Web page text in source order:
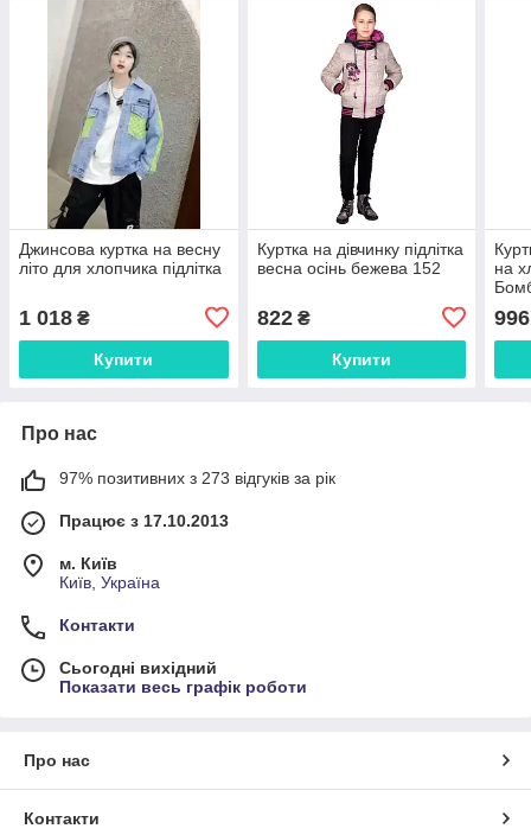
Джинсова куртка на весну
літо для хлопчика підлітка
1 018 ₴
Купити
Куртка на дівчинку підлітка
весна осінь бежева 152
822₴
Купити
на
996
Про нас
97% позитивних з 273 відгуків за рік
Працює з 17.10.2013
м. Київ
Київ, Україна
Контакти
Сьогодні вихідний
Показати весь графік роботи
Про нас
Контакти